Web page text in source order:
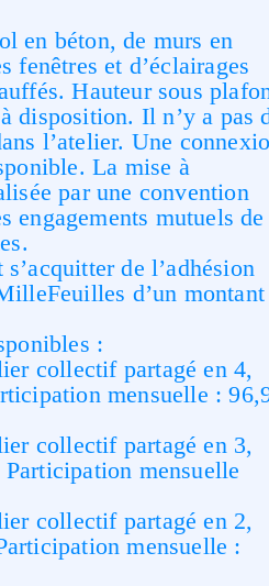
en béton, de murs en
fenêtres et d’éclairages
Hauteur sous
disposition. Il n’y a pas
l’atelier. Une
La mise à
par une convention
engagements mutuels de
de l’adhésion
d’un montant
:
collectif partagé en 4,
mensuelle :
collectif partagé en 3,
mensuelle
collectif partagé en 2,
mensuelle :